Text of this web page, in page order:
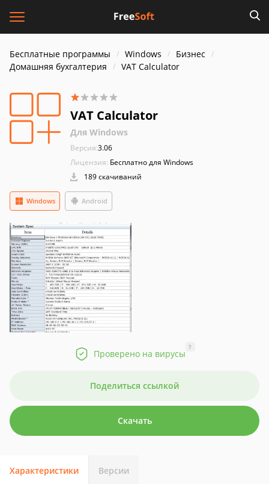
Бесплатные программы Windows
Бизнес
Домашняя бухгалтерия
VAT Calculator
VAT Calculator
Для Windows
Версия:3.06
Лицензия: Бесплатно для Windows
189 скачиваний
Windows Android
Проверено на вирусы
?
Поделиться ссылкой
Скачать
Характеристики Версии